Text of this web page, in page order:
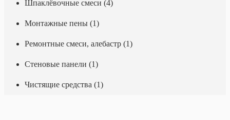
Шпаклёвочные смеси (4)
Монтажные пены (1)
Ремонтные смеси, алебастр (1)
Стеновые панели (1)
Чистящие средства (1)